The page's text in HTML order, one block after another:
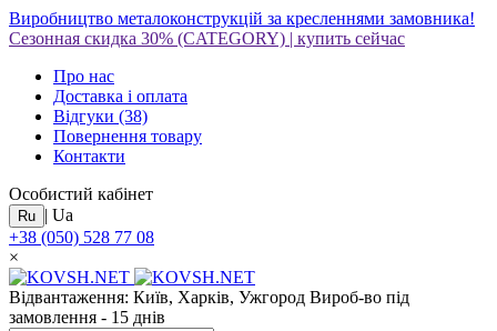
Виробництво металоконструкцій за кресленнями замовника!
Сезонная скидка 30% (CATEGORY) | купить сейчас
Про нас
Доставка і оплата
Відгуки (38)
Повернення товару
Контакти
Особистий кабінет
Ru | Ua
+38 (050) 528 77 08
×
Відвантаження: Київ, Харків, Ужгород Вироб-во під
замовлення - 15 днів